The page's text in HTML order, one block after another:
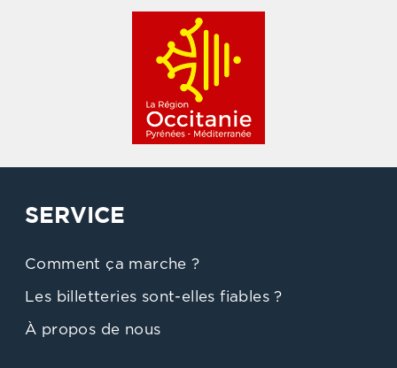
SERVICE
Comment ça marche ?
Les billetteries sont-elles fiables ?
À propos de nous